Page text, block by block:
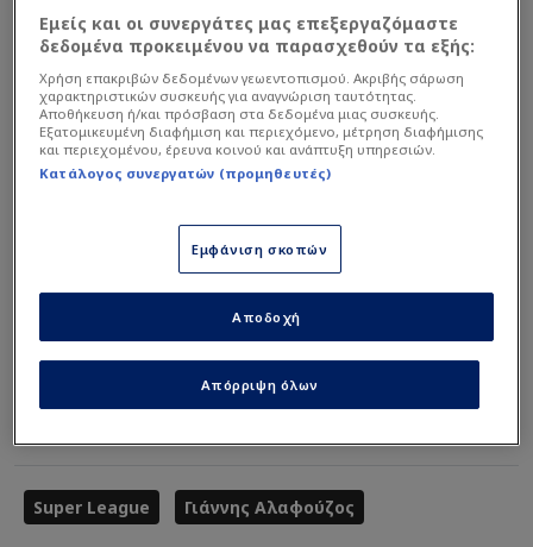
Διαβάστε περισσότερα ΕΔΩ
Διαβάστε επίσης...
Οχλήσεις σε Μπενίτεθ για
να βάλει τον Γιάγκουσιτς -
Γιατί δεν τον… βλέπει!
Τρελαμένος με ΑΕΚ ο
Γιόβιτς! - Τι ζήτησε
Super League Γιάννης Αλαφούζος
Εμείς και οι συνεργάτες μας επεξεργαζόμαστε
δεδομένα προκειμένου να παρασχεθούν τα εξής:
Χρήση επακριβών δεδομένων γεωεντοπισμού. Ακριβής σάρωση
χαρακτηριστικών συσκευής για αναγνώριση ταυτότητας.
Αποθήκευση ή/και πρόσβαση στα δεδομένα μιας συσκευής.
Εξατομικευμένη διαφήμιση και περιεχόμενο, μέτρηση διαφήμισης
και περιεχομένου, έρευνα κοινού και ανάπτυξη υπηρεσιών.
Κατάλογος συνεργατών (προμηθευτές)
Εμφάνιση σκοπών
Απόρριψη όλων
Αποδοχή